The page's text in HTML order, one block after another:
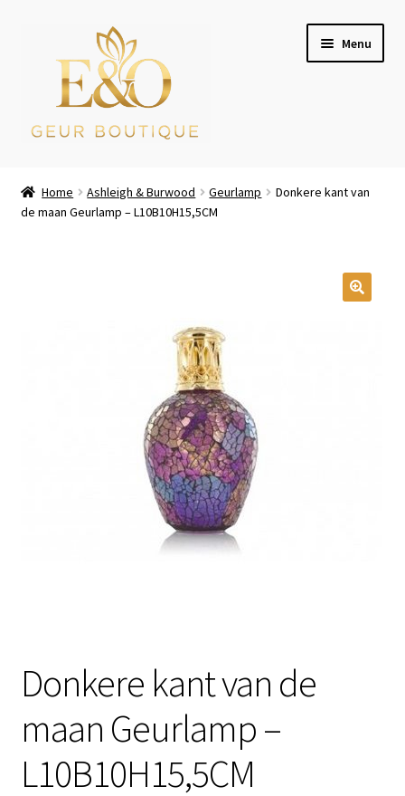
navigatie
inhoud
Menu
Winkel
Home Ashleigh & Burwood Geurlamp
Donkere kant van
de maan Geurlamp – L10B10H15,5CM
Donkere kant van de
maan Geurlamp –
L10B10H15,5CM